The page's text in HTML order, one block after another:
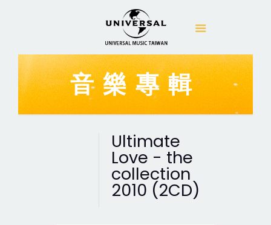
音樂專輯
Ultimate
Love - the
collection
2010 (2CD)